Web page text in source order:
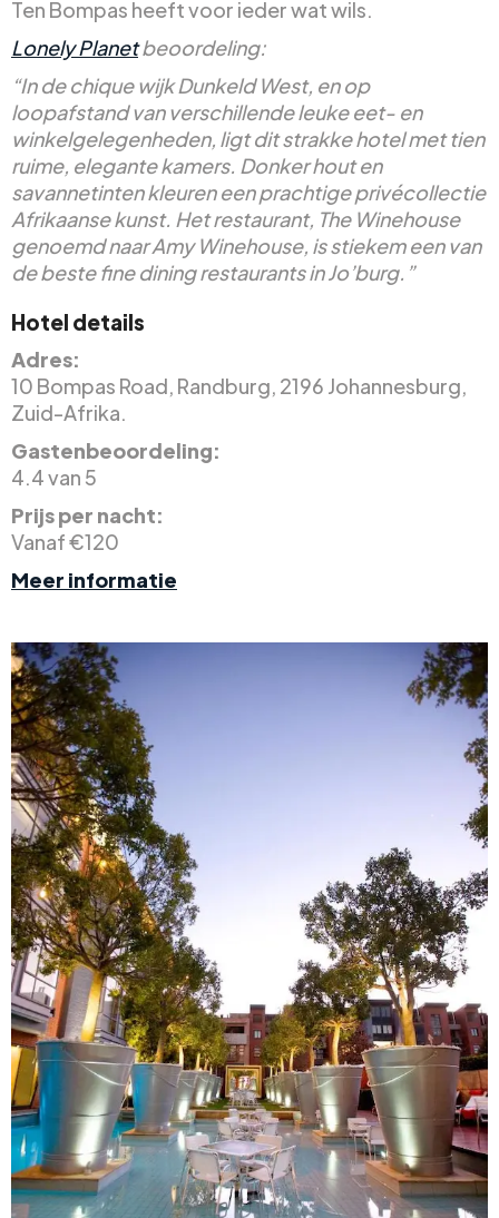
Ten Bompas heeft voor ieder wat wils.
Lonely Planetbeoordeling:
“In de chique wijk Dunkeld West, en op
loopafstand van verschillende leuke eet- en
winkelgelegenheden, ligt dit strakke hotel met tien
ruime, elegante kamers. Donker hout en
savannetinten kleuren een prachtige privécollectie
Afrikaanse kunst. Het restaurant, The Winehouse
genoemd naar Amy Winehouse, is stiekem een van
de beste fine dining restaurants in Jo’burg.”
Hotel details
Adres:
10 Bompas Road, Randburg, 2196 Johannesburg,
Zuid-Afrika.
Gastenbeoordeling:
4.4 van 5
Prijs per nacht:
Vanaf €120
Meer informatie